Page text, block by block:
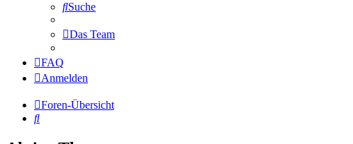
Suche
Das Team
FAQ
Anmelden
Foren-Übersicht
Suche